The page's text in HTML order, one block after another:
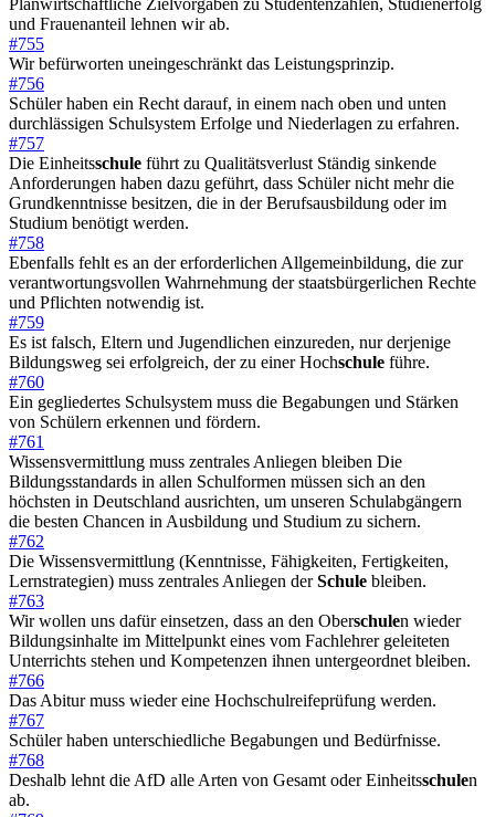
Planwirtschaftliche Zielvorgaben zu Studentenzahlen, Studienerfolg
und Frauenanteil lehnen wir ab.
#755
Wir befürworten uneingeschränkt das Leistungsprinzip.
#756
Schüler haben ein Recht darauf, in einem nach oben und unten
durchlässigen Schulsystem Erfolge und Niederlagen zu erfahren.
#757
Die Einheitsschule führt zu Qualitätsverlust Ständig sinkende
Anforderungen haben dazu geführt, dass Schüler nicht mehr die
Grundkenntnisse besitzen, die in der Berufsausbildung oder im
Studium benötigt werden.
#758
Ebenfalls fehlt es an der erforderlichen Allgemeinbildung, die zur
verantwortungsvollen Wahrnehmung der staatsbürgerlichen Rechte
und Pflichten notwendig ist.
#759
Es ist falsch, Eltern und Jugendlichen einzureden, nur derjenige
Bildungsweg sei erfolgreich, der zu einer Hochschule führe.
#760
Ein gegliedertes Schulsystem muss die Begabungen und Stärken
von Schülern erkennen und fördern.
#761
Wissensvermittlung muss zentrales Anliegen bleiben Die
Bildungsstandards in allen Schulformen müssen sich an den
höchsten in Deutschland ausrichten, um unseren Schulabgängern
die besten Chancen in Ausbildung und Studium zu sichern.
#762
Die Wissensvermittlung (Kenntnisse, Fähigkeiten, Fertigkeiten,
Lernstrategien) muss zentrales Anliegen derSchule bleiben.
#763
Wir wollen uns dafür einsetzen, dass an den Oberschulen wieder
Bildungsinhalte im Mittelpunkt eines vom Fachlehrer geleiteten
Unterrichts stehen und Kompetenzen ihnen untergeordnet bleiben.
#766
Das Abitur muss wieder eine Hochschulreifeprüfung werden.
#767
Schüler haben unterschiedliche Begabungen und Bedürfnisse.
#768
Deshalb lehnt die AfD alle Arten von Gesamt oder Einheitsschulen
ab.